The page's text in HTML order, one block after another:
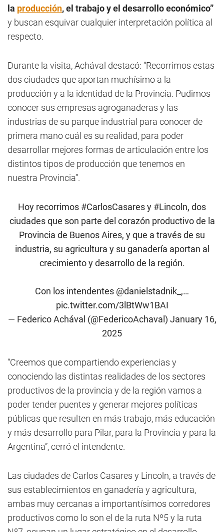
la producción, el trabajo y el desarrollo económico”
y buscan esquivar cualquier interpretación política al
respecto.
Durante la visita, Achával destacó: “Recorrimos estas
dos ciudades que aportan muchísimo a la
producción y a la identidad de la Provincia. Pudimos
conocer sus empresas agroganaderas y las
industrias de su parque industrial para conocer de
primera mano cuál es su realidad, para poder
desarrollar mejores formas de articulación entre los
distintos tipos de producción que tenemos en
nuestra Provincia”.
Hoy recorrimos #CarlosCasaresy #Lincoln, dos
ciudades que son parte del corazón productivo de la
Provincia de Buenos Aires, y que a través de su
industria, su agricultura y su ganadería aportan al
crecimiento y desarrollo de la región.
Con los intendentes @danielstadnik_ ,…
pic.twitter.com/3lBtWw1BAI
— Federico Achával (@FedericoAchaval) January 16,
2025
“Creemos que compartiendo experiencias y
conociendo las distintas realidades de los sectores
productivos de la provincia y de la región vamos a
poder tender puentes y generar mejores políticas
públicas que resulten en más trabajo, más educación
y más desarrollo para Pilar, para la Provincia y para la
Argentina”, cerró el intendente.
Las ciudades de Carlos Casares y Lincoln, a través de
sus establecimientos en ganadería y agricultura,
ambas muy cercanas a importantísimos corredores
productivos como lo son el de la ruta Nº5 y la ruta